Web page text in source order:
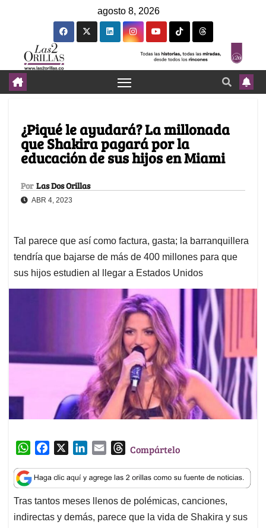
agosto 8, 2026
¿Piqué le ayudará? La millonada
que Shakira pagará por la
educación de sus hijos en Miami
Por Las Dos Orillas
ABR 4, 2023
Tal parece que así como factura, gasta; la barranquillera
tendría que bajarse de más de 400 millones para que
sus hijos estudien al llegar a Estados Unidos
W
a
t
s
A
c
e
b
o
n
k
e
d
a
i
l
T
r
e
a
d
Compártelo
Tras tantos meses llenos de polémicas, canciones,
indirectas y demás, parece que la vida de Shakira y sus